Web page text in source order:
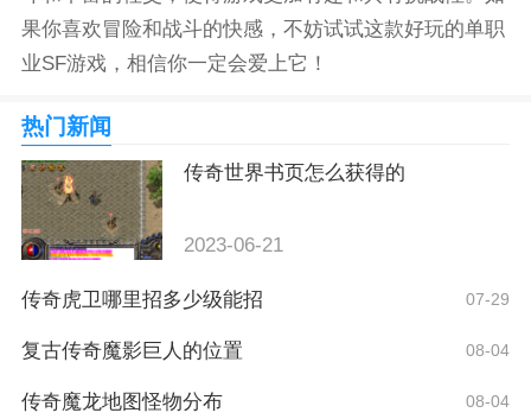
果你喜欢冒险和战斗的快感，不妨试试这款好玩的单职
业SF游戏，相信你一定会爱上它！
热门新闻
传奇世界书页怎么获得的
2023-06-21
传奇虎卫哪里招多少级能招 07-29
复古传奇魔影巨人的位置 08-04
传奇魔龙地图怪物分布 08-04